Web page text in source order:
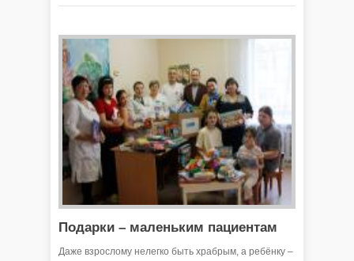
Подарки – маленьким пациентам
Даже взрослому нелегко быть храбрым, а ребёнку –